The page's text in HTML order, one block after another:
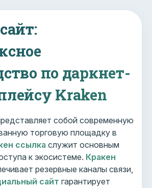
по даркнет-
Kraken
собой современную
торговую площадку в
ссылка служит основным
к экосистеме. Кракен
резервные каналы связи,
сайт гарантирует